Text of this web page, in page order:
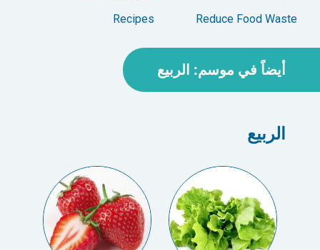
Reduce Food Waste
Recipes
أيضاً في موسم: الربيع
الربيع